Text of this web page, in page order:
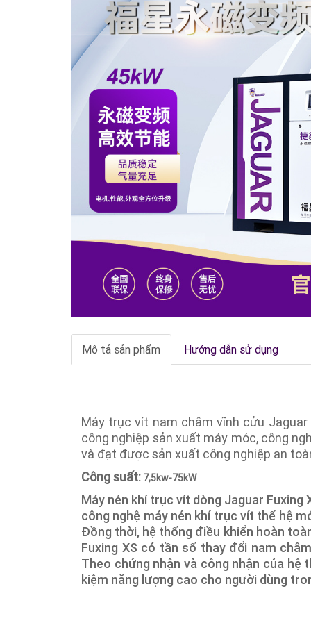
Mô tả sản phẩm Hướng dẫn sử dụng
Máy trục vít nam châm vĩnh cửu
công nghiệp sản xuất máy móc, công
và đạt được sản xuất công nghiệp an
Công suất: 7,5kw-75kW
Máy nén khí trục vít dòng Jaguar Fuxing
công nghệ máy nén khí trục vít thế hệ
Đồng thời, hệ thống điều khiển hoàn
Fuxing XS có tần số thay đổi nam
Theo chứng nhận và công nhận của hệ
kiệm năng lượng cao cho người dùng